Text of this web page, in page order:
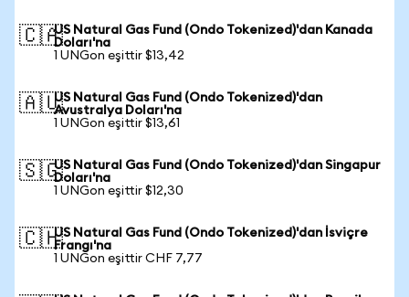
🇨🇦US Natural Gas Fund (Ondo Tokenized)'dan Kanada
Doları'na
1 UNGon eşittir $13,42
🇦🇺US Natural Gas Fund (Ondo Tokenized)'dan
Avustralya Doları'na
1 UNGon eşittir $13,61
🇸🇬US Natural Gas Fund (Ondo Tokenized)'dan Singapur
Doları'na
1 UNGon eşittir $12,30
🇨🇭US Natural Gas Fund (Ondo Tokenized)'dan İsviçre
Frangı'na
1 UNGon eşittir CHF 7,77